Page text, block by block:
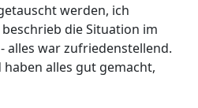
werden, ich
die Situation im
alles war zufriedenstellend.
alles gut gemacht,